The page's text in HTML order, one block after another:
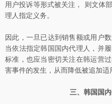
用户投诉等形式被关注， 则文体
理人指定义务。
因此，一旦已达到销售额或用户
当依法指定韩国国内代理人，并
标准，也应当密切关注在韩运营
害事件的发生，从而降低被追加适
三、韩国国